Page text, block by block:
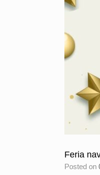
Feria
Posted on